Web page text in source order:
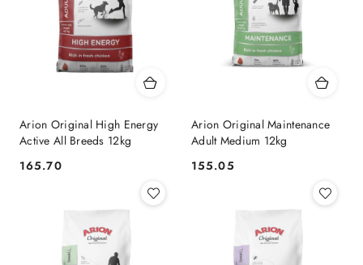
Arion Original High Energy
Active All Breeds 12kg
Cena:
165.70
Arion Original Maintenance
Adult Medium 12kg
Cena:
155.05